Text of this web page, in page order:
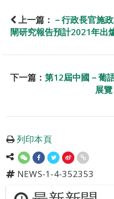
上一篇： －行政長官施
閘研究報告預計2021年出
下一篇： 第12屆中國－葡
展
列印本頁
NEWS-1-4-352353